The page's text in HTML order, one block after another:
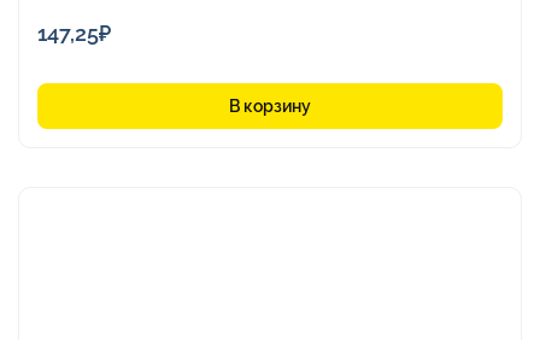
147,25₽
В корзину